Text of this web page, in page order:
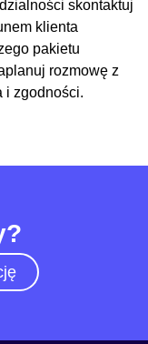
skontaktuj
klienta
pakietu
rozmowę z
i zgodności.